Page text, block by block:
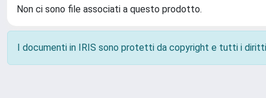
Non ci sono file associati a questo prodotto.
I documenti in IRIS sono protetti da copyright e tutti i